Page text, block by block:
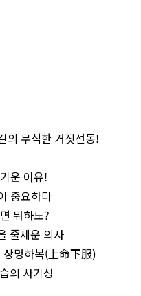
의 무식한 거짓선동!
운 이유!
중요하다
뭐하노?
줄세운 의사
상명하복(上命下服)
의 사기성